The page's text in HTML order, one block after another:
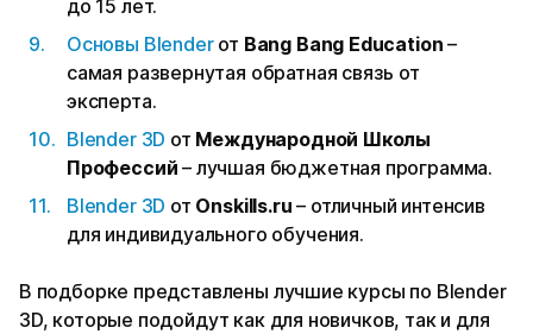
до 15 лет.
Основы Blenderот Bang Bang Education –
самая развернутая обратная связь от
эксперта.
Blender 3D от Международной Школы
Профессий – лучшая бюджетная программа.
Blender 3D от Onskills.ru – отличный интенсив
для индивидуального обучения.
В подборке представлены лучшие курсы по Blender
3D, которые подойдут как для новичков, так и для